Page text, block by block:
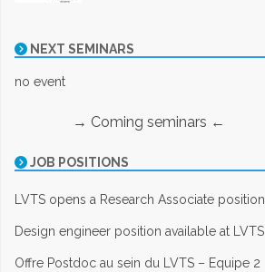
NEXT SEMINARS
no event
→ Coming seminars ←
JOB POSITIONS
LVTS opens a Research Associate position
Design engineer position available at LVTS
Offre Postdoc au sein du LVTS – Equipe 2